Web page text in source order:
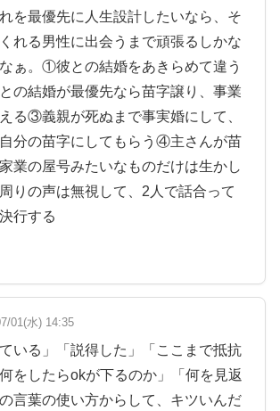
を最優先に人生設計したいなら、そ
れる男性に出会うまで頑張るしかな
ぁ。①彼との結婚をあきらめて違う
の結婚が最優先なら苗字譲り、事業
る③義親が死ぬまで事実婚にして、
分の苗字にしてもらう④主さんが苗
業の屋号みたいなものだけは生かし
りの声は無視して、2人で話合って
行する
01(水) 14:35
ている」「説得した」「ここまで抵抗
をしたらokが下るのか」「何を見返
言葉の使い方からして、キツいんだ